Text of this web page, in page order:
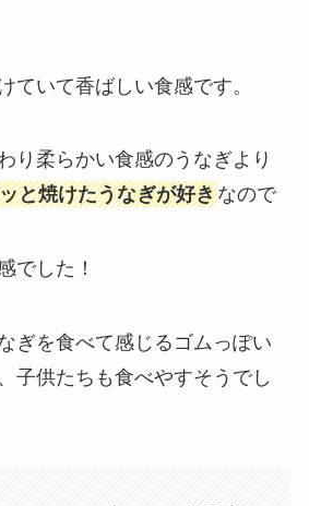
ていて香ばしい食感です。
り柔らかい食感のうなぎより
と焼けたうなぎが好きなので
でした！
ぎを食べて感じるゴムっぽい
子供たちも食べやすそうでし